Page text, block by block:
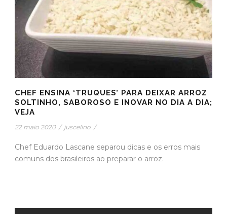
CHEF ENSINA ‘TRUQUES’ PARA DEIXAR ARROZ
SOLTINHO, SABOROSO E INOVAR NO DIA A DIA;
VEJA
22 maio 2020 / juscelino /
Chef Eduardo Lascane separou dicas e os erros mais
comuns dos brasileiros ao preparar o arroz.